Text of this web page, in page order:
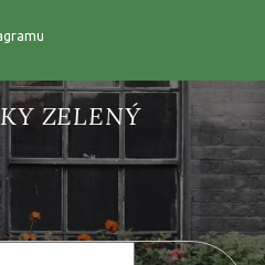
zasílat informace o nových